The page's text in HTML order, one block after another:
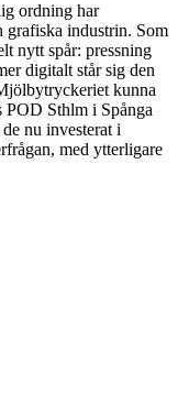
ordning har
grafiska industrin. Som
nytt spår: pressning
digitalt står sig den
kunna
POD Sthlm i Spånga
nu investerat i
med ytterligare